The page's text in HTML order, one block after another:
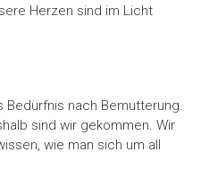
Herzen sind im Licht
Bedürfnis nach Bemutterung.
sind wir gekommen. Wir
wie man sich um all